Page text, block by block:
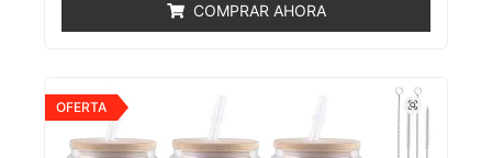
5
COMPRAR AHORA
OFERTA